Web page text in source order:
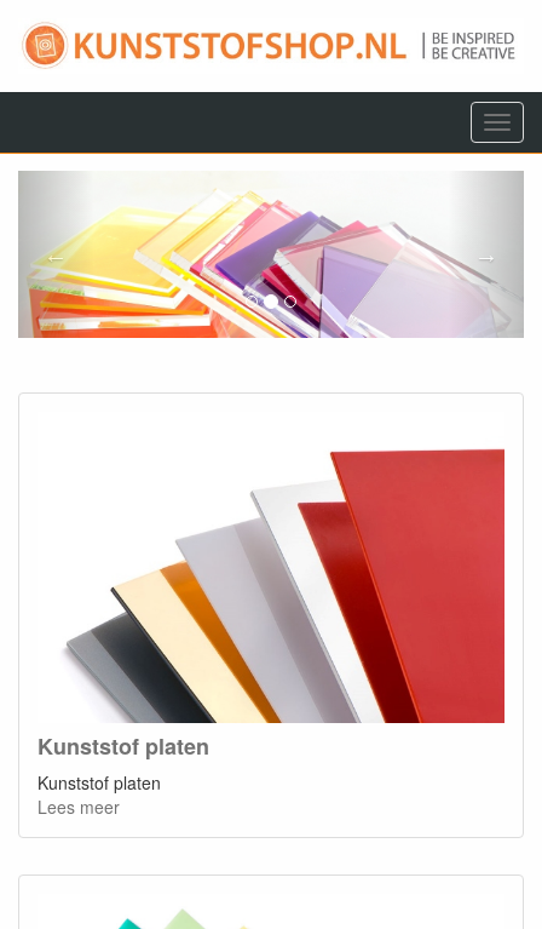
Menu
Kunststofshop.nl
Kunststof platen
Kunststof platen
Lees meer